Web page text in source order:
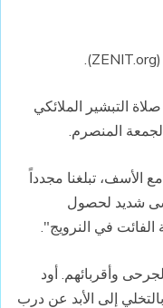
ZENIT.org
).
التبشير الملائكي
المنصرم.
الأسف، تبلغنا مجدداً
شديد لحصول
الفائت في النرويج".
وأقربائهم. أود
إلى الأبد عن درب